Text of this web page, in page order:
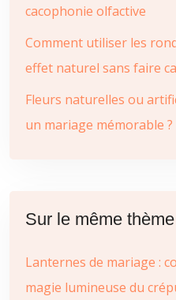
cacophonie olfactive
Comment utiliser les
effet naturel sans faire
Fleurs naturelles ou
un mariage mémorable ?
Sur le même thème
Lanternes de mariage :
magie lumineuse du